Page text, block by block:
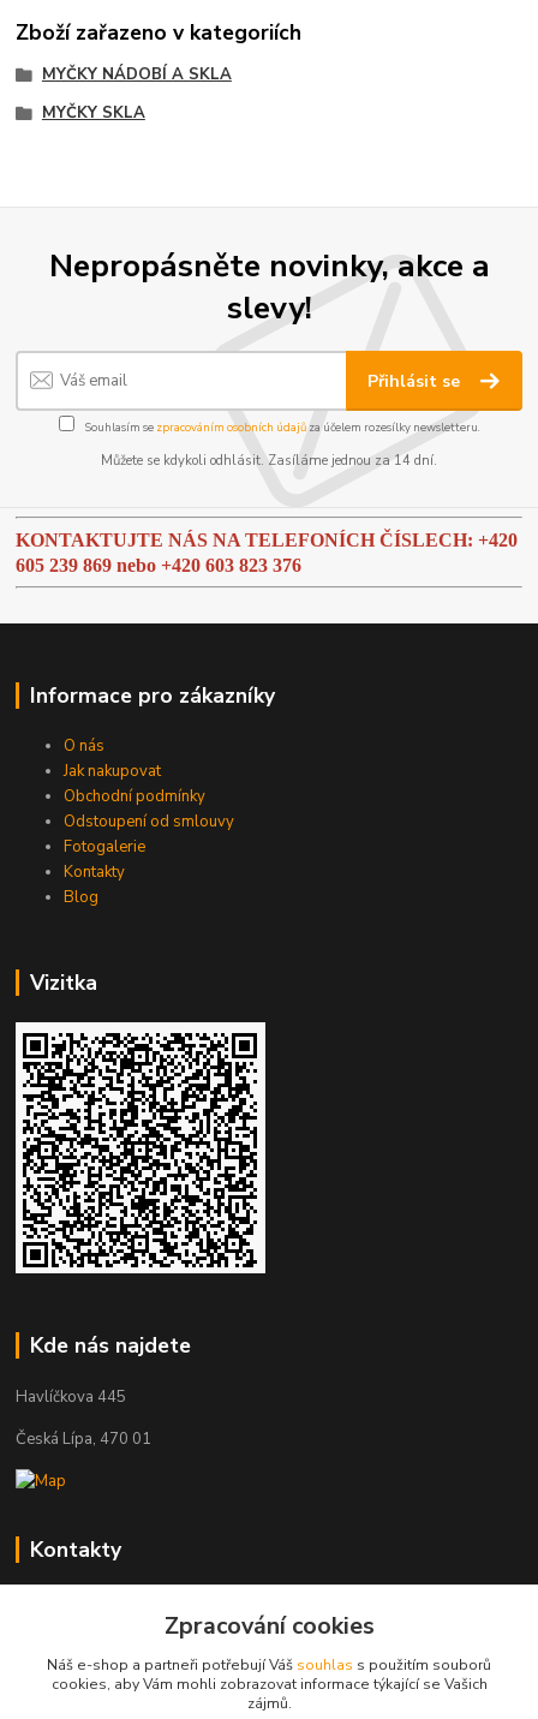
Zboží zařazeno v kategoriích
MYČKY NÁDOBÍ A SKLA
MYČKY SKLA
Nepropásněte novinky, akce a
slevy!
Přihlásit se
Souhlasím se zpracováním osobních údajůza účelem rozesílky newsletteru.
Můžete se kdykoli odhlásit. Zasíláme jednou za 14 dní.
KONTAKTUJTE NÁS NA TELEFONÍCH ČÍSLECH: +420
605 239 869 nebo+420 603 823 376
Informace pro zákazníky
O nás
Jak nakupovat
Obchodní podmínky
Odstoupení od smlouvy
Fotogalerie
Kontakty
Blog
Vizitka
Kde nás najdete
Havlíčkova 445
Česká Lípa, 470 01
Kontakty
+420 603 823 376
pelant@cgastro.cz
Zpracování cookies
Náš e-shop a partneři potřebují Váš souhlas s použitím souborů
cookies, aby Vám mohli zobrazovat informace týkající se Vašich
zájmů.